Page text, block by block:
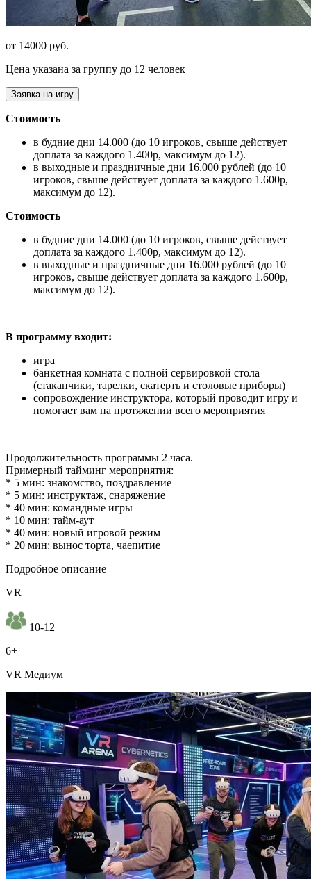
от 14000 руб.
Цена указана за группу до 12 человек
Заявка на игру
Стоимость
в будние дни 14.000 (до 10 игроков, свыше действует
доплата за каждого 1.400р, максимум до 12).
в выходные и праздничные дни 16.000 рублей (до 10
игроков, свыше действует доплата за каждого 1.600р,
максимум до 12).
Стоимость
в будние дни 14.000 (до 10 игроков, свыше действует
доплата за каждого 1.400р, максимум до 12).
в выходные и праздничные дни 16.000 рублей (до 10
игроков, свыше действует доплата за каждого 1.600р,
максимум до 12).
В программу входит:
игра
банкетная комната с полной сервировкой стола
(стаканчики, тарелки, скатерть и столовые приборы)
сопровождение инструктора, который проводит игру и
помогает вам на протяжении всего мероприятия
Продолжительность программы 2 часа.
Примерный тайминг мероприятия:
* 5 мин: знакомство, поздравление
* 5 мин: инструктаж, снаряжение
* 40 мин: командные игры
* 10 мин: тайм-аут
* 40 мин: новый игровой режим
* 20 мин: вынос торта, чаепитие
Подробное описание
VR
10-12
6+
VR Медиум